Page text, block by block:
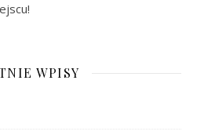
WPISY